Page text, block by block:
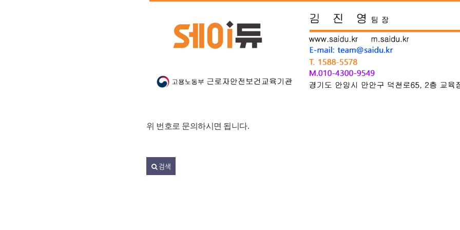
위 번호로 문의하시면 됩니다.
검색